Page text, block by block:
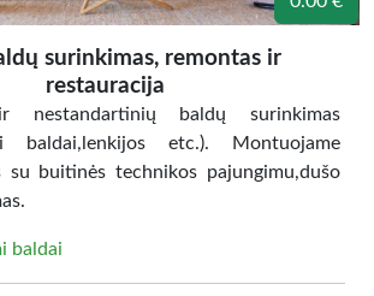
surinkimas, remontas ir
restauracija
nestandartinių baldų surinkimas
baldai,lenkijos etc.). Montuojame
su buitinės technikos pajungimu,dušo
baldai